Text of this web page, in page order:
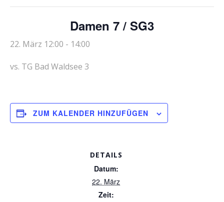
Damen 7 / SG3
22. März 12:00 - 14:00
vs. TG Bad Waldsee 3
ZUM KALENDER HINZUFÜGEN
DETAILS
Datum:
22. März
Zeit: